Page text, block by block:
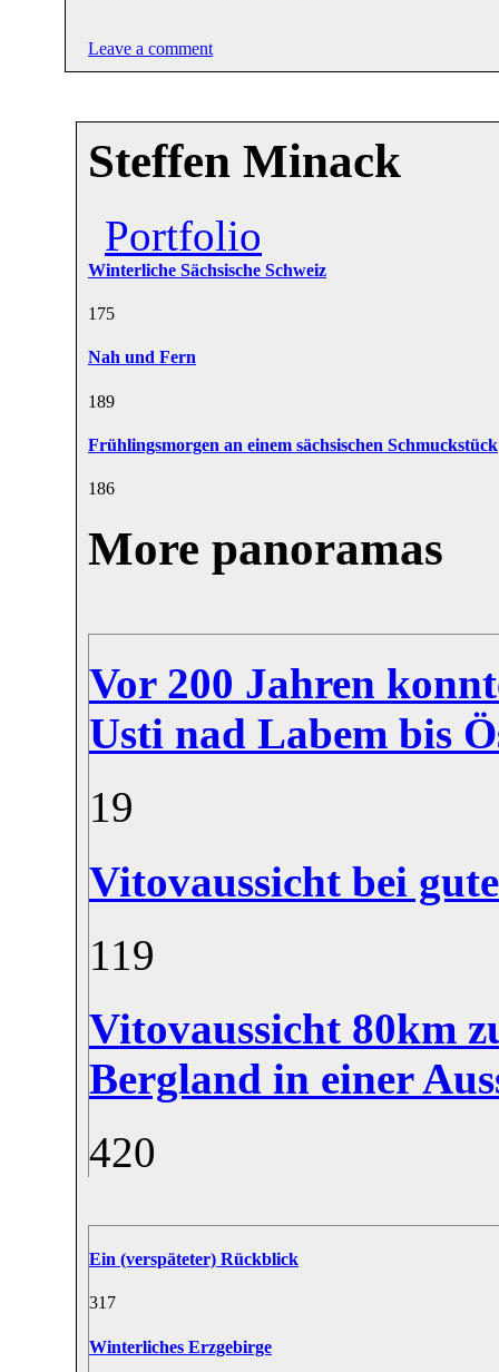
Leave a comment
Steffen Minack
Portfolio
Winterliche Sächsische Schweiz
175
Nah und Fern
189
Frühlingsmorgen an einem sächsischen Schmuckstück
186
More panoramas
Vor 200 Jahren
Usti nad Labem bis
19
Vitovaussicht bei
119
Vitovaussicht 80km
Bergland in einer
420
Ein (verspäteter) Rückblick
317
Winterliches Erzgebirge